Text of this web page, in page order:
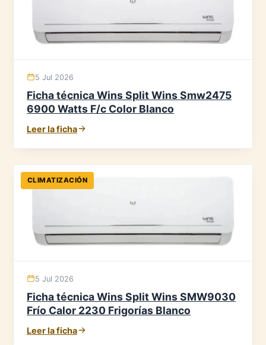
5 Jul 2026
Ficha técnica Wins Split Wins Smw2475
6900 Watts F/c Color Blanco
Leer la ficha
CLIMATIZACIÓN
5 Jul 2026
Ficha técnica Wins Split Wins SMW9030
Frío Calor 2230 Frigorías Blanco
Leer la ficha